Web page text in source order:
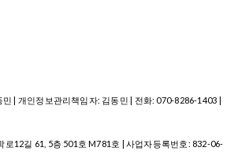
| 개인정보관리책임자: 김동민 | 전화: 070-8286-1403 |
로12길 61, 5층 501호 M781호 | 사업자등록번호: 832-06-